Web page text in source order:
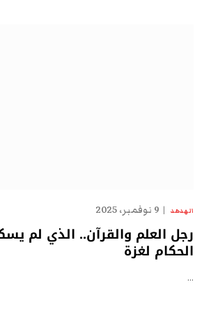
الهدهد 9 نوفمبر، 2025
رجل العلم والقرآن.. الذي لم
الحكام لغزة
…